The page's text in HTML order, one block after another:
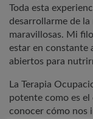
Toda esta
desarrollarme de la
maravillosas. Mi
estar en constante
abiertos para
La Terapia
potente como es
conocer cómo nos